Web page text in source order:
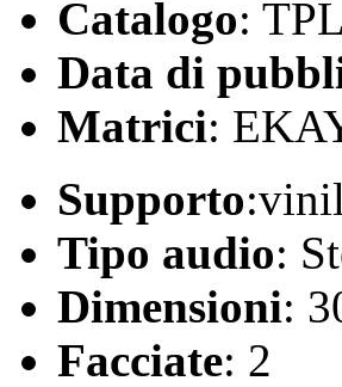
Catalogo:
Data di
Matrici:
Supporto
Tipo audio:
Dimensioni:
Facciate: 2